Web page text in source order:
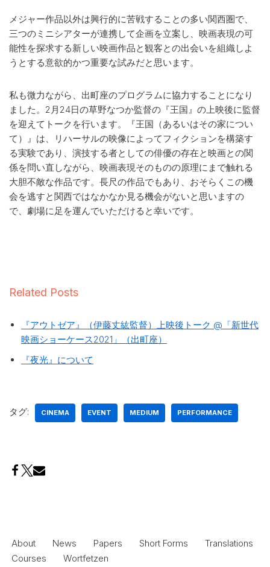
メジャー作品以外は興行的に苦戦することの多い関西圏で、
三つのミニシアターが連携して企画を立案し、映画表現の可
能性を探求する新しい映画作品と観客との出会いを組織しよ
うとする意欲的かつ重要な試みだと思います。
私も微力ながら、出町座のプログラムに協力することになり
ました。2月24日の草野なつか監督の『王国』の上映後に監督
を迎えてトークを行います。『王国（あるいはその家につい
て）』は、リハーサルの映像によってフィクションを構築す
る実験であり、演技する者としての俳優の存在と映画との関
係を問い直しながら、映画表現そのものの原理にまで触れる
大胆不敵な作品です。長尺の作品でもあり、おそらくこの機
会を逃すと関西ではなかなか見る機会がないと思いますの
で、劇場に足を運んでいただけると幸いです。
Related Posts
『アウトゼア』（伊藤丈紘監督）上映後トーク @「新世代
映画ショーケース2021」（出町座）
『夜光』について
タグ: CINEMA EVENT MEDIUM PERFORMANCE
About News Papers Short Forms
Translations
Courses
Wortfetzen